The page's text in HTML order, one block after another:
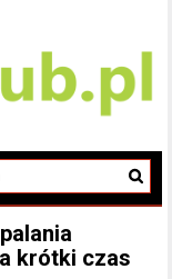
krótki czas